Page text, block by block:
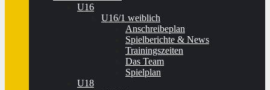
U16
U16/1 weiblich
Anschreibeplan
Spielberichte & News
Trainingszeiten
Das Team
Spielplan
U18